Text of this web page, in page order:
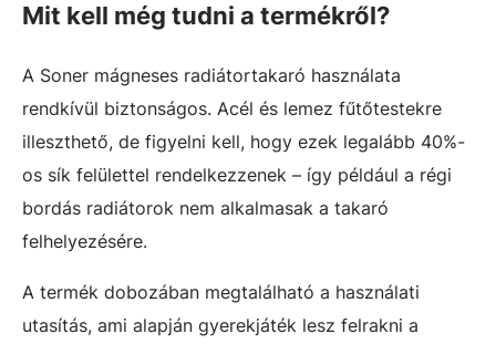
Mit kell még tudni a termékről?
A Soner mágneses radiátortakaró használata
rendkívül biztonságos. Acél és lemez fűtőtestekre
illeszthető, de figyelni kell, hogy ezek legalább 40%-
os sík felülettel rendelkezzenek – így például a régi
bordás radiátorok nem alkalmasak a takaró
felhelyezésére.
A termék dobozában megtalálható a használati
utasítás, ami alapján gyerekjáték lesz felrakni a